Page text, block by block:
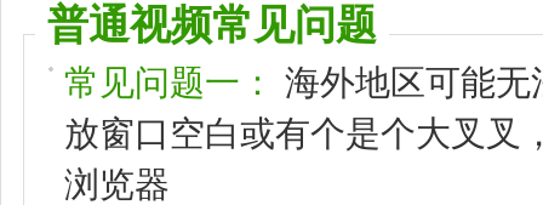
普通视频常见问题
常见问题一：
海外地区可能
放窗口空白或有个是个大叉叉
浏览器